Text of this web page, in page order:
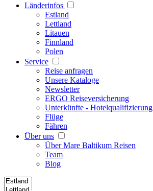
Länderinfos
Estland
Lettland
Litauen
Finnland
Polen
Service
Reise anfragen
Unsere Kataloge
Newsletter
ERGO Reiseversicherung
Unterkünfte - Hotelqualifizierung
Flüge
Fähren
Über uns
Über Mare Baltikum Reisen
Team
Blog